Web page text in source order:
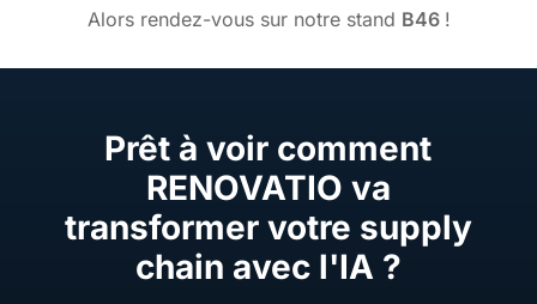
Alors rendez-vous sur notre stand B46 !
Prêt à voir comment
RENOVATIO va
transformer votre supply
chain avec l'IA ?